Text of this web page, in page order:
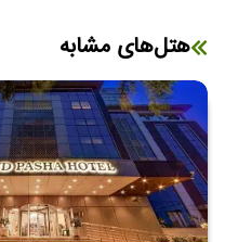
هتل‌های مشابه